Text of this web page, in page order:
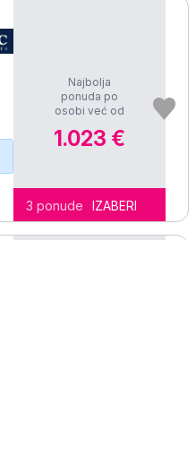
Najbolja
ponuda po
osobi već od
1.023 €
3 ponude IZABERI